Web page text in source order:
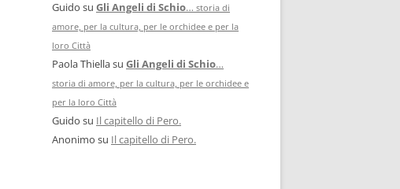
Guido su Gli Angeli di Schio… storia di
amore, per la cultura, per le orchidee e per la
loro Città
Paola Thiellasu Gli Angeli di Schio…
storia di amore, per la cultura, per le orchidee e
per la loro Città
Guido su Il capitello di Pero.
Anonimo su Il capitello di Pero.